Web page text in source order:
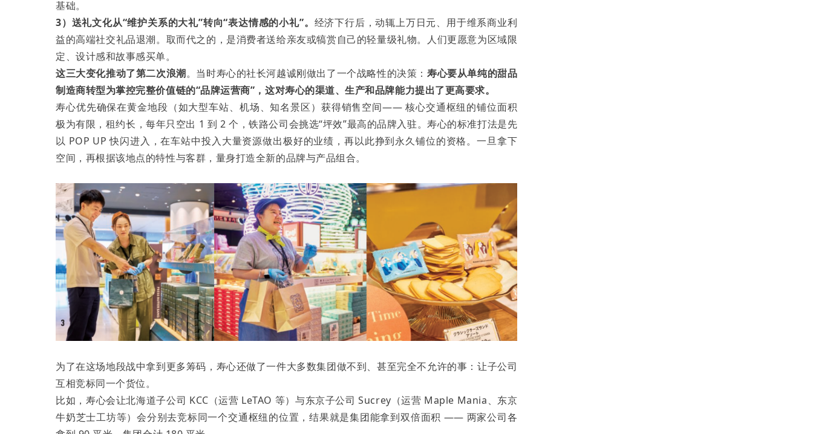
基础。
3）送礼文化从“维护关系的大礼”转向“表达情感的小礼”。 经济下行后，动辄上万日元、用于维系商业利
益的高端社交礼品退潮。取而代之的，是消费者送给亲友或犒赏自己的轻量级礼物。人们更愿意为区域限
定、设计感和故事感买单。
这三大变化推动了第二次浪潮。当时寿心的社长河越诚刚做出了一个战略性的决策：寿心要从单纯的甜品
制造商转型为掌控完整价值链的“品牌运营商”，这对寿心的渠道、生产和品牌能力提出了更高要求。
寿心优先确保在黄金地段（如大型车站、机场、知名景区）获得销售空间—— 核心交通枢纽的铺位面积
极为有限，租约长，每年只空出 1 到 2 个，铁路公司会挑选“坪效”最高的品牌入驻。寿心的标准打法是先
以 POP UP 快闪进入，在车站中投入大量资源做出极好的业绩，再以此挣到永久铺位的资格。一旦拿下
空间，再根据该地点的特性与客群，量身打造全新的品牌与产品组合。
为了在这场地段战中拿到更多筹码，寿心还做了一件大多数集团做不到、甚至完全不允许的事：让子公司
互相竞标同一个货位。
比如，寿心会让北海道子公司 KCC（运营 LeTAO 等）与东京子公司 Sucrey（运营 Maple Mania、东京
牛奶芝士工坊等）会分别去竞标同一个交通枢纽的位置，结果就是集团能拿到双倍面积 —— 两家公司各